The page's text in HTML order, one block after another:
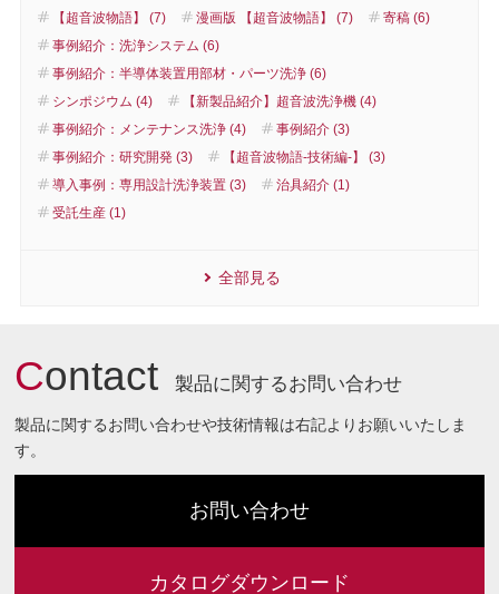
【超音波物語】 (7)
漫画版 【超音波物語】 (7)
寄稿 (6)
事例紹介：洗浄システム (6)
事例紹介：半導体装置用部材・パーツ洗浄 (6)
シンポジウム (4)
【新製品紹介】超音波洗浄機 (4)
事例紹介：メンテナンス洗浄 (4)
事例紹介 (3)
事例紹介：研究開発 (3)
【超音波物語-技術編-】 (3)
導入事例：専用設計洗浄装置 (3)
治具紹介 (1)
受託生産 (1)
全部見る
Contact 製品に関するお問い合わせ
製品に関するお問い合わせや技術情報は右記よりお願いいたしま
す。
お問い合わせ
カタログダウンロード